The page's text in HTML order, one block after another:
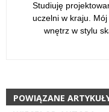
Studiuję
uczelni w kraju.
wnętrz w stylu
POWIĄZANE